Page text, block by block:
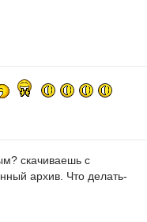
скачиваешь с
архив. Что делать-